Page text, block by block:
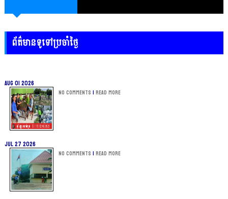
ព័ត៌មានទូទៅប្រចាំថ្ងៃ
Aug 01 2026
No Comments | Read more
Jul 27 2026
No Comments | Read more